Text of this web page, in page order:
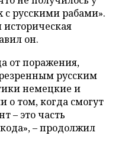
с русскими рабами».
историческая
он.
от поражения,
русским
немецкие и
о том, когда смогут
– это часть
– продолжил